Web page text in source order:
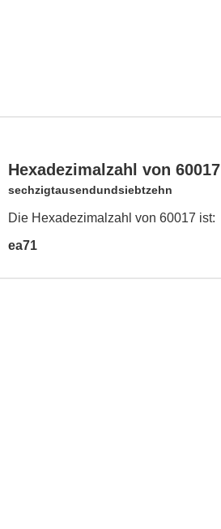
Hexadezimalzahl von 60017
sechzigtausendundsiebtzehn
Die Hexadezimalzahl von 60017 ist:
ea71